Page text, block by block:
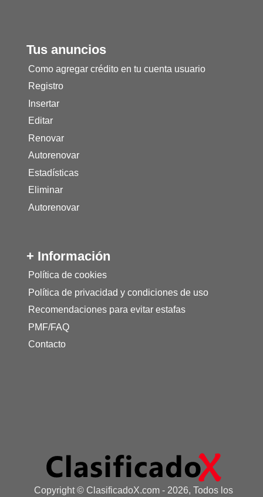
Tus anuncios
Como agregar crédito en tu cuenta usuario
Registro
Insertar
Editar
Renovar
Autorenovar
Estadísticas
Eliminar
Autorenovar
+ Información
Política de cookies
Política de privacidad y condiciones de uso
Recomendaciones para evitar estafas
PMF/FAQ
Contacto
Copyright © ClasificadoX.com - 2026, Todos los